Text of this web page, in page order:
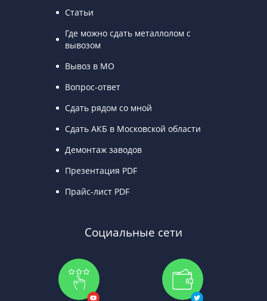
Статьи
Где можно сдать металлолом с
вывозом
Вывоз в МО
Вопрос-ответ
Сдать рядом со мной
Сдать АКБ в Московской области
Демонтаж заводов
Презентация PDF
Прайс-лист PDF
Социальные сети